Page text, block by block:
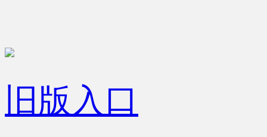
旧版入口